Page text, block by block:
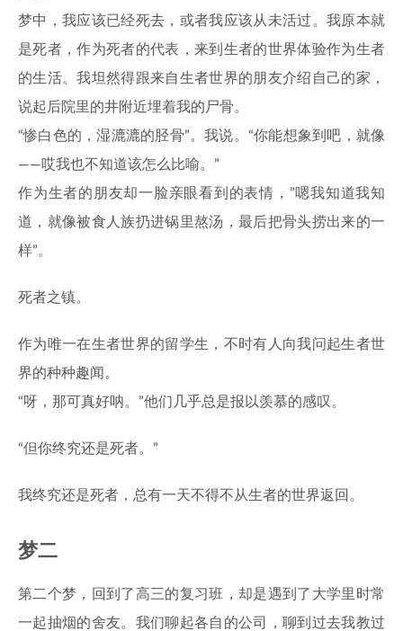
梦中，我应该已经死去，或者我应该从未活过。我原本就
是死者，作为死者的代表，来到生者的世界体验作为生者
的生活。我坦然得跟来自生者世界的朋友介绍自己的家，
说起后院里的井附近埋着我的尸骨。
“惨白色的，湿漉漉的胫骨”。我说。“你能想象到吧，就像
——哎我也不知道该怎么比喻。”
作为生者的朋友却一脸亲眼看到的表情，”嗯我知道我知
道，就像被食人族扔进锅里熬汤，最后把骨头捞出来的一
样”。
死者之镇。
作为唯一在生者世界的留学生，不时有人向我问起生者世
界的种种趣闻。
“呀，那可真好呐。”他们几乎总是报以羡慕的感叹。
“但你终究还是死者。”
我终究还是死者，总有一天不得不从生者的世界返回。
梦二
第二个梦，回到了高三的复习班，却是遇到了大学里时常
一起抽烟的舍友。我们聊起各自的公司，聊到过去我教过